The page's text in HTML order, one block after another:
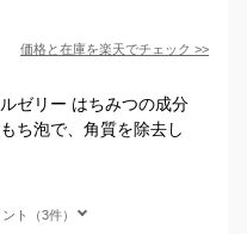
価格と在庫を楽天でチェック >>
ゼリー はちみつの成分
ち泡で、角質を除去し
ト（3件）